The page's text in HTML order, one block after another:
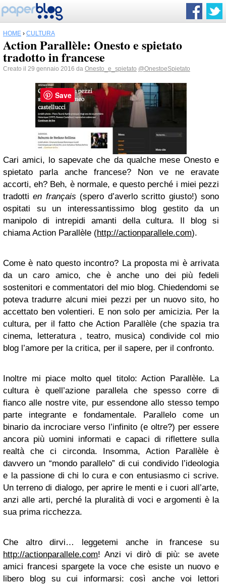
HOME › CULTURA
Action Parallèle: Onesto e spietato
tradotto in francese
Creato il 29 gennaio 2016 da Onesto_e_spietato @OnestoeSpietato
Cari amici, lo sapevate che da qualche mese Onesto e
spietato parla anche francese? Non ve ne eravate
accorti, eh? Beh, è normale, e questo perché i miei pezzi
tradottien français (spero d’averlo scritto giusto!) sono
ospitati su un interessantissimo blog gestito da un
manipolo di intrepidi amanti della cultura. Il blog si
chiama Action Parallèle (http://actionparallele.com).
Come è nato questo incontro? La proposta mi è arrivata
da un caro amico, che è anche uno dei più fedeli
sostenitori e commentatori del mio blog. Chiedendomi se
poteva tradurre alcuni miei pezzi per un nuovo sito, ho
accettato ben volentieri. E non solo per amicizia. Per la
cultura, per il fatto che Action Parallèle (che spazia tra
cinema, letteratura , teatro, musica) condivide col mio
blog l’amore per la critica, per il sapere, per il confronto.
Inoltre mi piace molto quel titolo: Action Parallèle. La
cultura è quell’azione parallela che spesso corre di
fianco alle nostre vite, pur essendone allo stesso tempo
parte integrante e fondamentale. Parallelo come un
binario da incrociare verso l’infinito (e oltre?) per essere
ancora più uomini informati e capaci di riflettere sulla
realtà che ci circonda. Insomma, Action Parallèle è
davvero un “mondo parallelo” di cui condivido l’ideologia
e la passione di chi lo cura e con entusiasmo ci scrive.
Un terreno di dialogo, per aprire le menti e i cuori all’arte,
anzi alle arti, perché la pluralità di voci e argomenti è la
sua prima ricchezza.
Che altro dirvi… leggetemi anche in francese su
http://actionparallele.com! Anzi vi dirò di più: se avete
amici francesi spargete la voce che esiste un nuovo e
libero blog su cui informarsi: così anche voi lettori
Save